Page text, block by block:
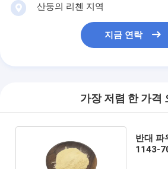
산둥의 리첸 지역
지금 연락
가장 저렴 한 가격
반대 파
1143-